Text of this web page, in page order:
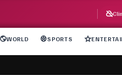
WORLD SPORTS